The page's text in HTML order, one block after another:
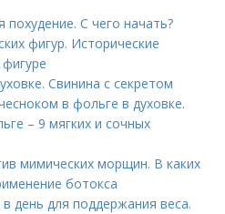
похудение. С чего начать?
фигур. Исторические
Свинина с секретом
в фольге в духовке.
– 9 мягких и сочных
мимических морщин. В каких
ботокса
день для поддержания веса.